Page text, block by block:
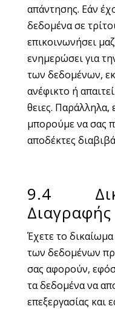
απάντησης. Εάν
δεδομένα σε
επικοινωνήσει
ενημερώσει για
των δεδομένων,
ανέφικτο ή
θειες. Παράλληλα,
μπορούμε να σας
αποδέκτες
9.4
Διαγραφής
Έχετε το
των δεδομένων
σας αφορούν,
τα δεδομένα να
επεξεργασίας και